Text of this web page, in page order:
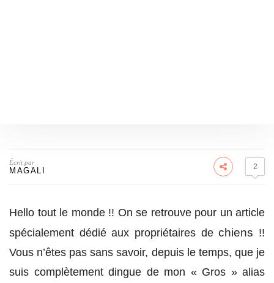
Écrit par
MAGALI 2
Hello tout le monde !! On se retrouve pour un article
spécialement dédié aux propriétaires dechiens !!
Vous n’êtes pas sans savoir, depuis le temps, que je
suis complètement dingue de mon « Gros » alias